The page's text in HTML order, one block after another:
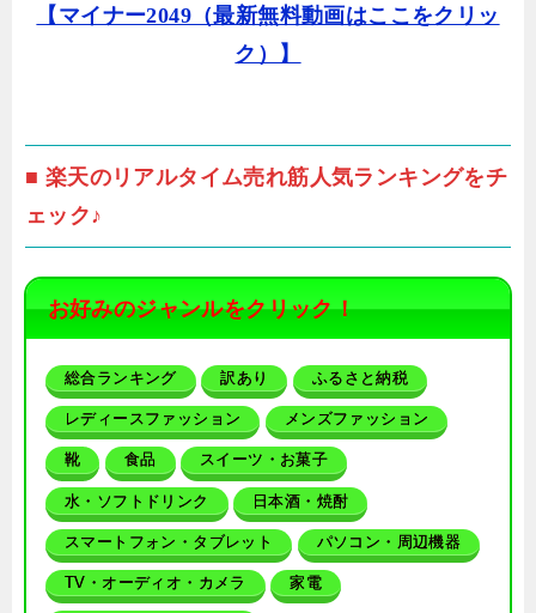
【マイナー2049（最新無料動画はここをクリッ
ク）】
■ 楽天のリアルタイム売れ筋人気ランキングをチ
ェック♪
お好みのジャンルをクリック！
総合ランキング 訳あり ふるさと納税
レディースファッション メンズファッション
靴 食品 スイーツ・お菓子
水・ソフトドリンク 日本酒・焼酎
スマートフォン・タブレット パソコン・周辺機器
TV・オーディオ・カメラ 家電